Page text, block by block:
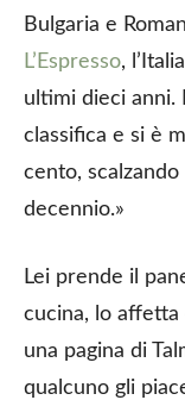
Bulgaria e
L’Espresso,
ultimi dieci anni.
classifica e si è
cento,
decennio.»
Lei prende il
cucina, lo affetta
una pagina di
qualcuno gli